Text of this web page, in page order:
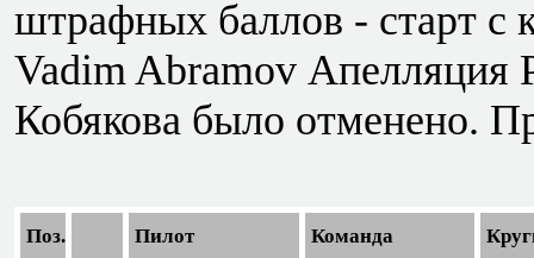
штрафных баллов - старт с
Vadim Abramov Апелляция
Кобякова было отменено.
Поз. Пилот Команда